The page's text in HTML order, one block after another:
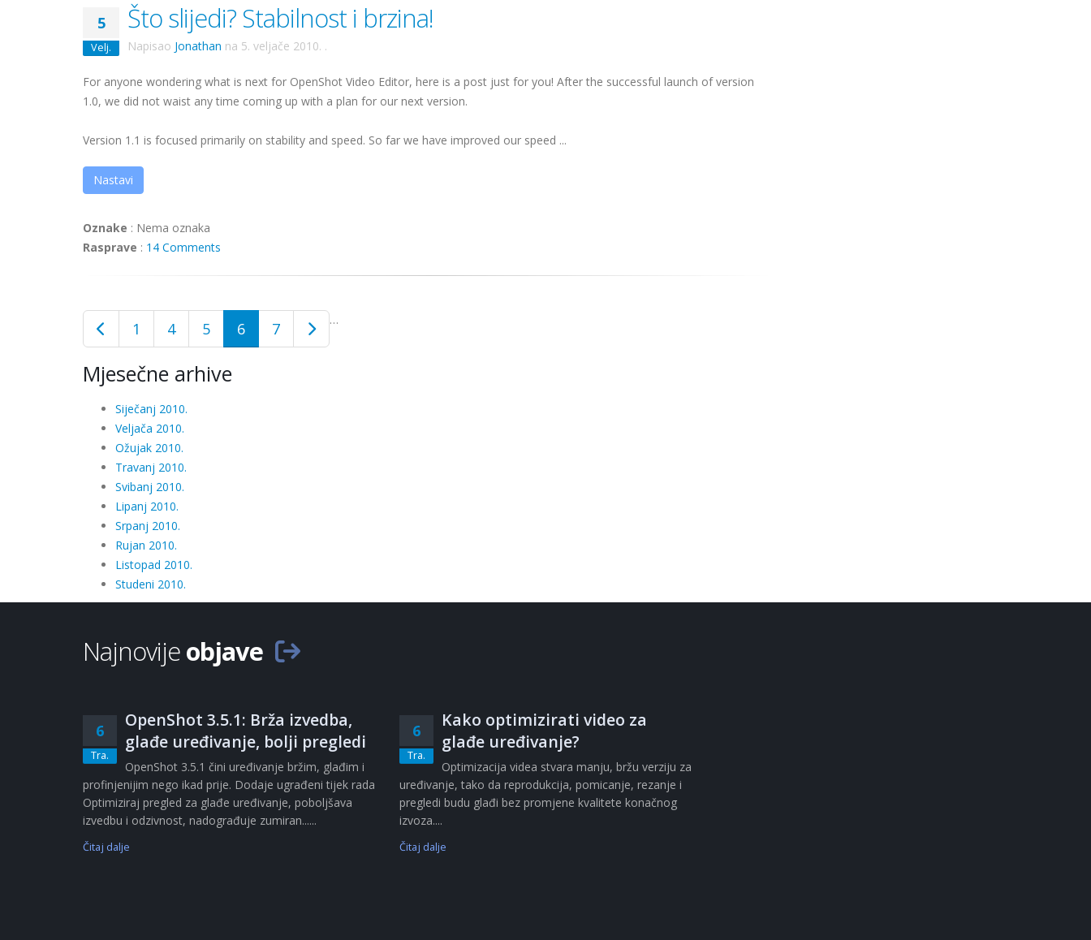
5
Velj.
Što slijedi? Stabilnost i brzina!
Napisao Jonathan na 5. veljače 2010. .
For anyone wondering what is next for OpenShot Video Editor, here is a post just for you! After the successful launch of version
1.0, we did not waist any time coming up with a plan for our next version.
Version 1.1 is focused primarily on stability and speed. So far we have improved our speed ...
Nastavi
Oznake : Nema oznaka
Rasprave : 14 Comments
1 …
4 5 6 7
Mjesečne arhive
Siječanj 2010.
Veljača 2010.
Ožujak 2010.
Travanj 2010.
Svibanj 2010.
Lipanj 2010.
Srpanj 2010.
Rujan 2010.
Listopad 2010.
Studeni 2010.
Najnovijeobjave
6
Tra.
OpenShot 3.5.1: Brža izvedba,
glađe uređivanje, bolji pregledi
OpenShot 3.5.1 čini uređivanje bržim, glađim i
profinjenijim nego ikad prije. Dodaje ugrađeni tijek rada
Optimiziraj pregled za glađe uređivanje, poboljšava
izvedbu i odzivnost, nadograđuje zumiran......
Čitaj dalje
6
Tra.
Kako optimizirati video za
glađe uređivanje?
Optimizacija videa stvara manju, bržu verziju za
uređivanje, tako da reprodukcija, pomicanje, rezanje i
pregledi budu glađi bez promjene kvalitete konačnog
izvoza....
Čitaj dalje